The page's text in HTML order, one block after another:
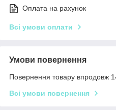
Оплата на рахунок
Всі умови оплати
Умови повернення
Повернення товару впродовж
Всі умови повернення